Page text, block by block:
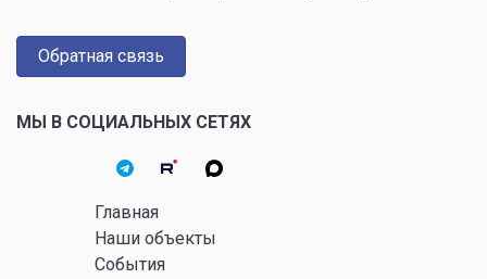
Обратная связь
МЫ В СОЦИАЛЬНЫХ СЕТЯХ
Главная
Наши объекты
События